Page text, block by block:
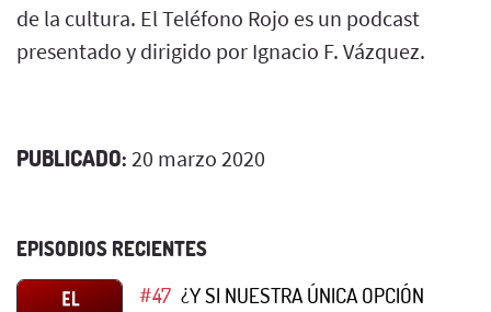
de la cultura. El Teléfono Rojo es un podcast
presentado y dirigido por Ignacio F. Vázquez.
PUBLICADO: 20 marzo 2020
EPISODIOS RECIENTES
#47 ¿Y SI NUESTRA ÚNICA OPCIÓN